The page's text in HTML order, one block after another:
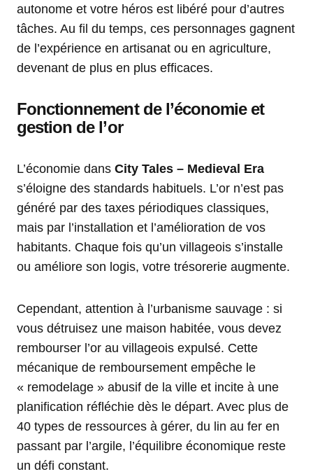
autonome et votre héros est libéré pour d’autres
tâches. Au fil du temps, ces personnages gagnent
de l’expérience en artisanat ou en agriculture,
devenant de plus en plus efficaces.
Fonctionnement de l’économie et
gestion de l’or
L’économie dans City Tales – Medieval Era
s’éloigne des standards habituels. L’or n’est pas
généré par des taxes périodiques classiques,
mais par l’installation et l’amélioration de vos
habitants. Chaque fois qu’un villageois s’installe
ou améliore son logis, votre trésorerie augmente.
Cependant, attention à l’urbanisme sauvage : si
vous détruisez une maison habitée, vous devez
rembourser l’or au villageois expulsé. Cette
mécanique de remboursement empêche le
« remodelage » abusif de la ville et incite à une
planification réfléchie dès le départ. Avec plus de
40 types de ressources à gérer, du lin au fer en
passant par l’argile, l’équilibre économique reste
un défi constant.